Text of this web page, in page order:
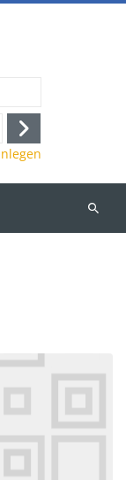
Anmelden
Kurse